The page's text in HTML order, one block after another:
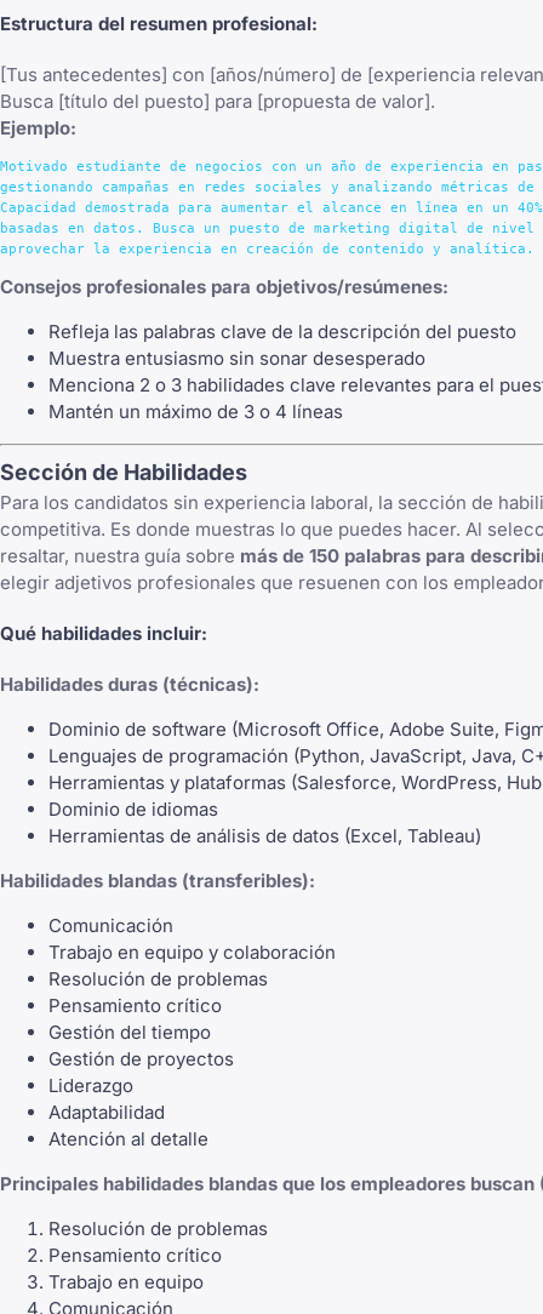
Estructura del resumen profesional:
[Tus antecedentes] con [años/número] de [experiencia
Busca [título del puesto] para [propuesta de valor].
Ejemplo:
Motivado estudiante de negocios con un año de experiencia en
gestionando campañas en redes sociales y analizando métricas
Capacidad demostrada para aumentar el alcance en línea en un
basadas en datos. Busca un puesto de marketing digital de
Consejos profesionales para objetivos/resúmenes:
Refleja las palabras clave de la descripción del puesto
Muestra entusiasmo sin sonar desesperado
Menciona 2 o 3 habilidades clave relevantes para el
Mantén un máximo de 3 o 4 líneas
Sección de Habilidades
Para los candidatos sin experiencia laboral, la sección de
competitiva. Es donde muestras lo que puedes hacer. Al
resaltar, nuestra guía sobre más de 150 palabras para
elegir adjetivos profesionales que resuenen con los
Qué habilidades incluir:
Habilidades duras (técnicas):
Dominio de software (Microsoft Office, Adobe Suite,
Lenguajes de programación (Python, JavaScript, Java,
Herramientas y plataformas (Salesforce, WordPress,
Dominio de idiomas
Herramientas de análisis de datos (Excel, Tableau)
Habilidades blandas (transferibles):
Comunicación
Trabajo en equipo y colaboración
Resolución de problemas
Pensamiento crítico
Gestión del tiempo
Gestión de proyectos
Liderazgo
Adaptabilidad
Atención al detalle
Principales habilidades blandas que los empleadores buscan
Resolución de problemas
Pensamiento crítico
Trabajo en equipo
Comunicación